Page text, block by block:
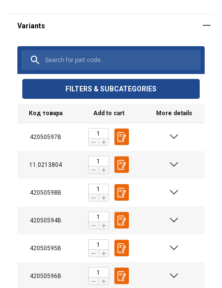
FILTERS & SUBCATEGORIES
Код товара Add to cart More details
42050597B
11.0213804
42050598B
42050594B
42050595B
42050596B
Safety factor: